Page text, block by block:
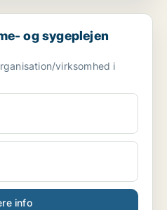
Nørrebakken, f...
og sygeplejen
virksomhed i
info